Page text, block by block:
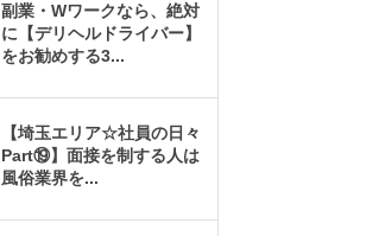
副業・Wワークなら、絶対
に【デリヘルドライバー】
をお勧めする3...
【埼玉エリア☆社員の日々
Part⑲】面接を制する人は
風俗業界を...